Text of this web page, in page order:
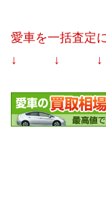
愛車を一括査定
↓ ↓ ↓